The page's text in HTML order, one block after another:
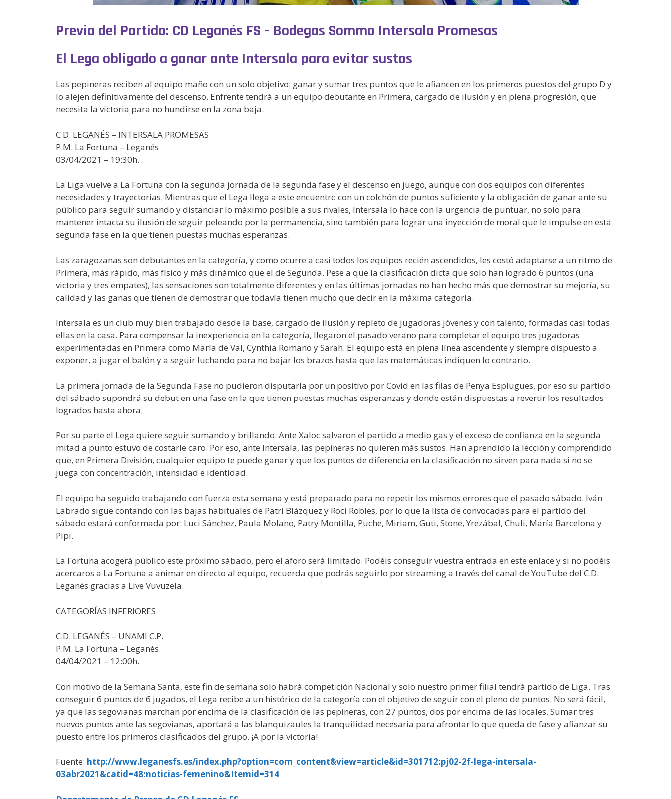
Previa del Partido: CD Leganés FS – Bodegas Sommo Intersala Promesas
El Lega obligado a ganar ante Intersala para evitar sustos
Las pepineras reciben al equipo maño con un solo objetivo: ganar y sumar tres puntos que le afiancen en los primeros puestos del grupo D y
lo alejen definitivamente del descenso. Enfrente tendrá a un equipo debutante en Primera, cargado de ilusión y en plena progresión, que
necesita la victoria para no hundirse en la zona baja.
C.D. LEGANÉS – INTERSALA PROMESAS
P.M. La Fortuna – Leganés
03/04/2021 – 19:30h.
La Liga vuelve a La Fortuna con la segunda jornada de la segunda fase y el descenso en juego, aunque con dos equipos con diferentes
necesidades y trayectorias. Mientras que el Lega llega a este encuentro con un colchón de puntos suficiente y la obligación de ganar ante su
público para seguir sumando y distanciar lo máximo posible a sus rivales, Intersala lo hace con la urgencia de puntuar, no solo para
mantener intacta su ilusión de seguir peleando por la permanencia, sino también para lograr una inyección de moral que le impulse en esta
segunda fase en la que tienen puestas muchas esperanzas.
Las zaragozanas son debutantes en la categoría, y como ocurre a casi todos los equipos recién ascendidos, les costó adaptarse a un ritmo de
Primera, más rápido, más físico y más dinámico que el de Segunda. Pese a que la clasificación dicta que solo han logrado 6 puntos (una
victoria y tres empates), las sensaciones son totalmente diferentes y en las últimas jornadas no han hecho más que demostrar su mejoría, su
calidad y las ganas que tienen de demostrar que todavía tienen mucho que decir en la máxima categoría.
Intersala es un club muy bien trabajado desde la base, cargado de ilusión y repleto de jugadoras jóvenes y con talento, formadas casi todas
ellas en la casa. Para compensar la inexperiencia en la categoría, llegaron el pasado verano para completar el equipo tres jugadoras
experimentadas en Primera como María de Val, Cynthia Romano y Sarah. El equipo está en plena línea ascendente y siempre dispuesto a
exponer, a jugar el balón y a seguir luchando para no bajar los brazos hasta que las matemáticas indiquen lo contrario.
La primera jornada de la Segunda Fase no pudieron disputarla por un positivo por Covid en las filas de Penya Esplugues, por eso su partido
del sábado supondrá su debut en una fase en la que tienen puestas muchas esperanzas y donde están dispuestas a revertir los resultados
logrados hasta ahora.
Por su parte el Lega quiere seguir sumando y brillando. Ante Xaloc salvaron el partido a medio gas y el exceso de confianza en la segunda
mitad a punto estuvo de costarle caro. Por eso, ante Intersala, las pepineras no quieren más sustos. Han aprendido la lección y comprendido
que, en Primera División, cualquier equipo te puede ganar y que los puntos de diferencia en la clasificación no sirven para nada si no se
juega con concentración, intensidad e identidad.
El equipo ha seguido trabajando con fuerza esta semana y está preparado para no repetir los mismos errores que el pasado sábado. Iván
Labrado sigue contando con las bajas habituales de Patri Blázquez y Roci Robles, por lo que la lista de convocadas para el partido del
sábado estará conformada por: Luci Sánchez, Paula Molano, Patry Montilla, Puche, Miriam, Guti, Stone, Yrezábal, Chuli, María Barcelona y
Pipi.
La Fortuna acogerá público este próximo sábado, pero el aforo será limitado. Podéis conseguir vuestra entrada en este enlace y si no podéis
acercaros a La Fortuna a animar en directo al equipo, recuerda que podrás seguirlo por streaming a través del canal de YouTube del C.D.
Leganés gracias a Live Vuvuzela.
CATEGORÍAS INFERIORES
C.D. LEGANÉS – UNAMI C.P.
P.M. La Fortuna – Leganés
04/04/2021 – 12:00h.
Con motivo de la Semana Santa, este fin de semana solo habrá competición Nacional y solo nuestro primer filial tendrá partido de Liga. Tras
conseguir 6 puntos de 6 jugados, el Lega recibe a un histórico de la categoría con el objetivo de seguir con el pleno de puntos. No será fácil,
ya que las segovianas marchan por encima de la clasificación de las pepineras, con 27 puntos, dos por encima de las locales. Sumar tres
nuevos puntos ante las segovianas, aportará a las blanquizaules la tranquilidad necesaria para afrontar lo que queda de fase y afianzar su
puesto entre los primeros clasificados del grupo. ¡A por la victoria!
Fuente: http://www.leganesfs.es/index.php?option=com_content&view=article&id=301712:pj02-2f-lega-intersala-
03abr2021&catid=48:noticias-femenino&Itemid=314